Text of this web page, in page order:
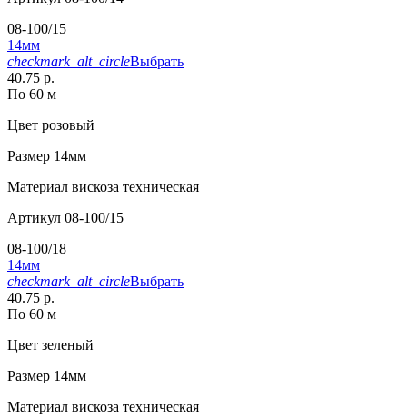
08-100/15
14мм
checkmark_alt_circleВыбрать
40.75 р.
По 60 м
Цвет розовый
Размер 14мм
Материал вискоза техническая
Артикул 08-100/15
08-100/18
14мм
checkmark_alt_circleВыбрать
40.75 р.
По 60 м
Цвет зеленый
Размер 14мм
Материал вискоза техническая